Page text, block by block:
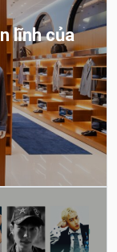
lĩnh của